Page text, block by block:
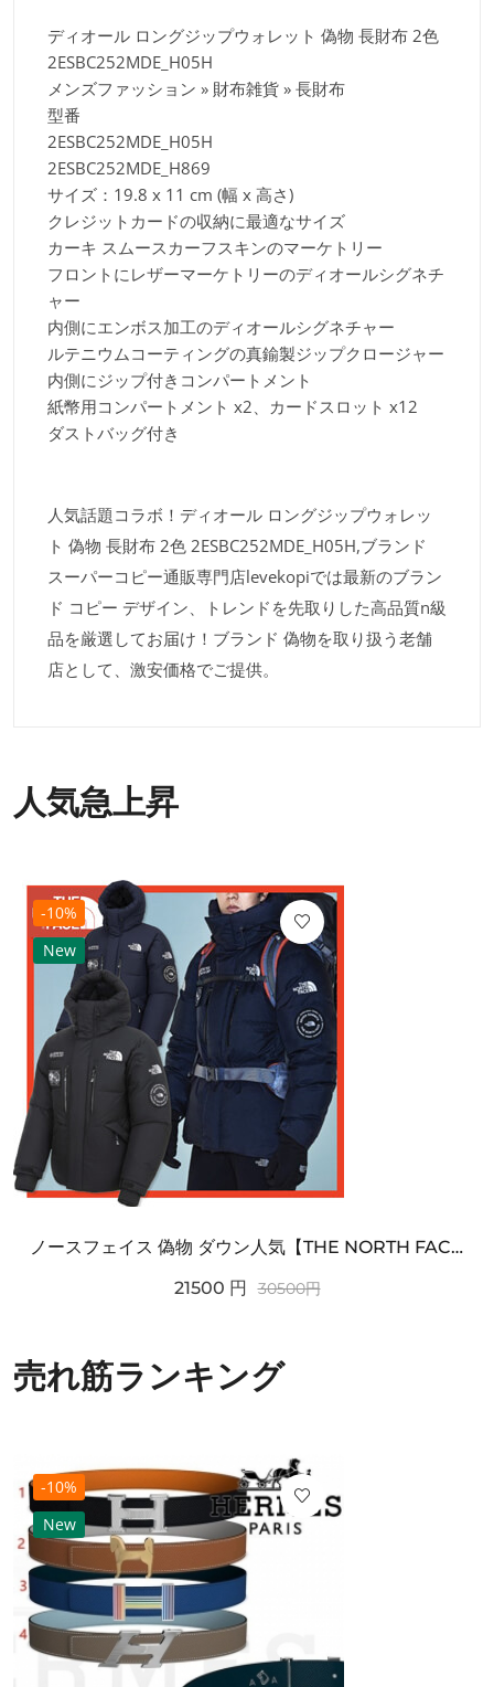
ディオール ロングジップウォレット 偽物 長財布 2色
2ESBC252MDE_H05H
メンズファッション » 財布雑貨 » 長財布
型番
2ESBC252MDE_H05H
2ESBC252MDE_H869
サイズ：19.8 x 11 cm (幅 x 高さ)
クレジットカードの収納に最適なサイズ
カーキ スムースカーフスキンのマーケトリー
フロントにレザーマーケトリーのディオールシグネチ
ャー
内側にエンボス加工のディオールシグネチャー
ルテニウムコーティングの真鍮製ジップクロージャー
内側にジップ付きコンパートメント
紙幣用コンパートメント x2、カードスロット x12
ダストバッグ付き
人気話題コラボ！ディオール ロングジップウォレッ
ト 偽物 長財布 2色 2ESBC252MDE_H05H,ブランド
スーパーコピー通販専門店levekopiでは最新のブラン
ド コピー デザイン、トレンドを先取りした高品質n級
品を厳選してお届け！ブランド 偽物を取り扱う老舗
店として、激安価格でご提供。
人気急上昇
-10%
New
ノースフェイス 偽物 ダウン人気【THE NORTH FACE】M'S 7 SUMMIT HIM...
21500 円 30500円
売れ筋ランキング
-10%
New